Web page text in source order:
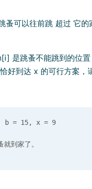
可以往前跳 超过 它的
是跳蚤不能跳到的位
好到达 x 的可行方案，
b = 15, x = 9